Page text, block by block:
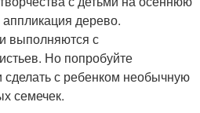
дерево.
выполняются с
Но попробуйте
сделать с ребенком необычную
семечек.